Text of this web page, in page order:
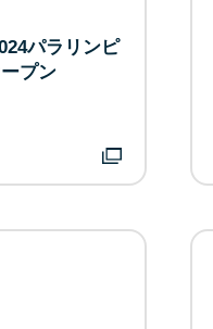
パラリンピ
プン